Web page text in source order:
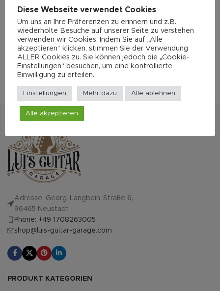
Adresse: Georg-Langbein-Straße 6,
96465 Neustadt
Phone: +49 1708263005
shop@luis-guitar-garage.com
PRODUKT KATEGORIEN
Diese Webseite verwendet Cookies
Um uns an Ihre Präferenzen zu erinnern und z.B.
wiederholte Besuche auf unserer Seite zu verstehen
verwenden wir Cookies. Indem Sie auf „Alle
akzeptieren“ klicken, stimmen Sie der Verwendung
ALLER Cookies zu. Sie können jedoch die „Cookie-
Einstellungen“ besuchen, um eine kontrollierte
Einwilligung zu erteilen.
Einstellungen Mehr dazu Alle ablehnen
Alle akzeptieren